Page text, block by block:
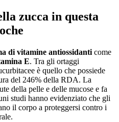
zucca in questa
di vitamine antiossidanti come
E. Tra gli ortaggi
è quello che possiede
del 246% della RDA. La
della pelle e delle mucose e fa
studi hanno evidenziato che gli
il corpo a proteggersi contro i